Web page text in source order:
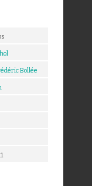
Bollée